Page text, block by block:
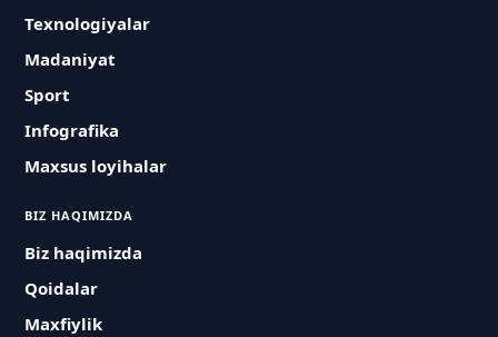
Texnologiyalar
Madaniyat
Sport
Infografika
Maxsus loyihalar
BIZ HAQIMIZDA
Biz haqimizda
Qoidalar
Maxfiylik